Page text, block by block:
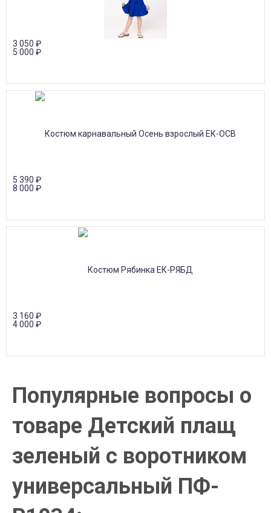
3 050 ₽
5 000 ₽
5 390 ₽
8 000 ₽
3 160 ₽
4 000 ₽
Популярные вопросы о
товаре Детский плащ
зеленый с воротником
универсальный ПФ-